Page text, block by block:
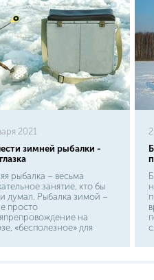
2021
зимней рыбалки -
рыбалка – весьма
занятие, кто бы
думал. Рыбалка зимой –
просто
на
«бесполезное» для
очередь, искусство,